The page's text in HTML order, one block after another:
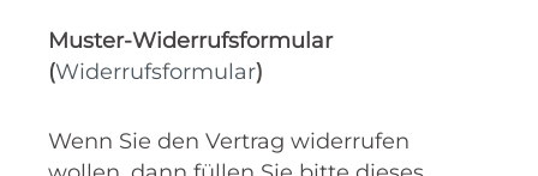
Muster-Widerrufsformular
(Widerrufsformular)
Wenn Sie den Vertrag widerrufen